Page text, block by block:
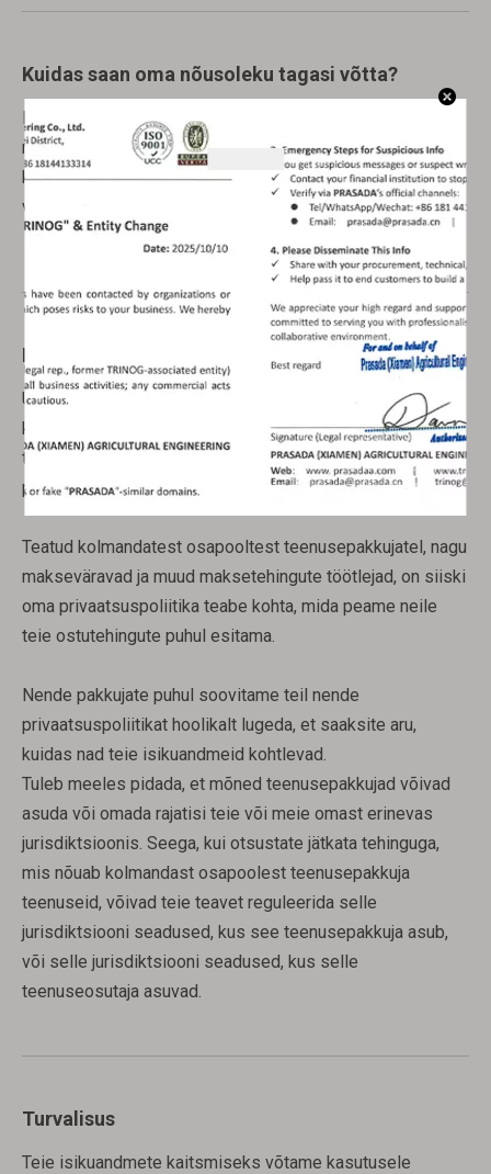
Kuidas saan oma nõusoleku tagasi võtta?
Kui pärast meile nõusoleku andmist muudate meelt ega
nõustu enam teiega ühendust võtma, teie andmeid
koguma või avaldama, saate sellest meile teada anda,
võttes meiega ühendust.
Kolmandate isikute pakutavad teenused
Üldiselt koguvad, kasutavad ja avaldavad meie
kasutatavad kolmandatest isikutest teenusepakkujad teie
teavet ainult niivõrd, kuivõrd see on vajalik meile
pakutavate teenuste osutamiseks.
Teatud kolmandatest osapooltest teenusepakkujatel, nagu
makseväravad ja muud maksetehingute töötlejad, on siiski
oma privaatsuspoliitika teabe kohta, mida peame neile
teie ostutehingute puhul esitama.
Nende pakkujate puhul soovitame teil nende
privaatsuspoliitikat hoolikalt lugeda, et saaksite aru,
kuidas nad teie isikuandmeid kohtlevad.
Tuleb meeles pidada, et mõned teenusepakkujad võivad
asuda või omada rajatisi teie või meie omast erinevas
jurisdiktsioonis. Seega, kui otsustate jätkata tehinguga,
mis nõuab kolmandast osapoolest teenusepakkuja
teenuseid, võivad teie teavet reguleerida selle
jurisdiktsiooni seadused, kus see teenusepakkuja asub,
või selle jurisdiktsiooni seadused, kus selle
teenuseosutaja asuvad.
Turvalisus
Teie isikuandmete kaitsmiseks võtame kasutusele